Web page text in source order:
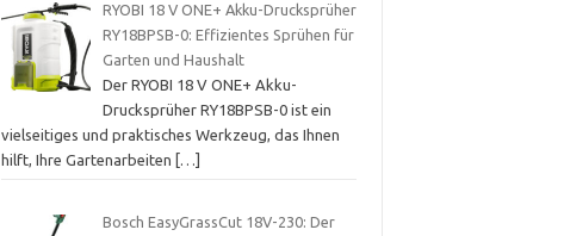
RYOBI 18 V ONE+ Akku-Drucksprüher
RY18BPSB-0: Effizientes Sprühen für
Garten und Haushalt
Der RYOBI 18 V ONE+ Akku-
Drucksprüher RY18BPSB-0 ist ein
vielseitiges und praktisches Werkzeug, das Ihnen
hilft, Ihre Gartenarbeiten
[…]
Bosch EasyGrassCut 18V-230: Der